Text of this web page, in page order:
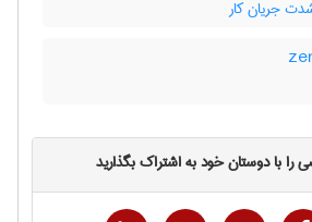
جریان کار
را با دوستان خود به اشتراک بگذارید